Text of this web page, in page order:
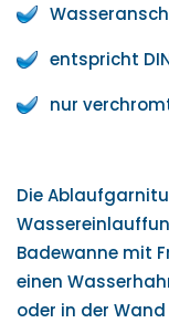
entspricht
nur
Die
Badewanne mit
einen
oder in der